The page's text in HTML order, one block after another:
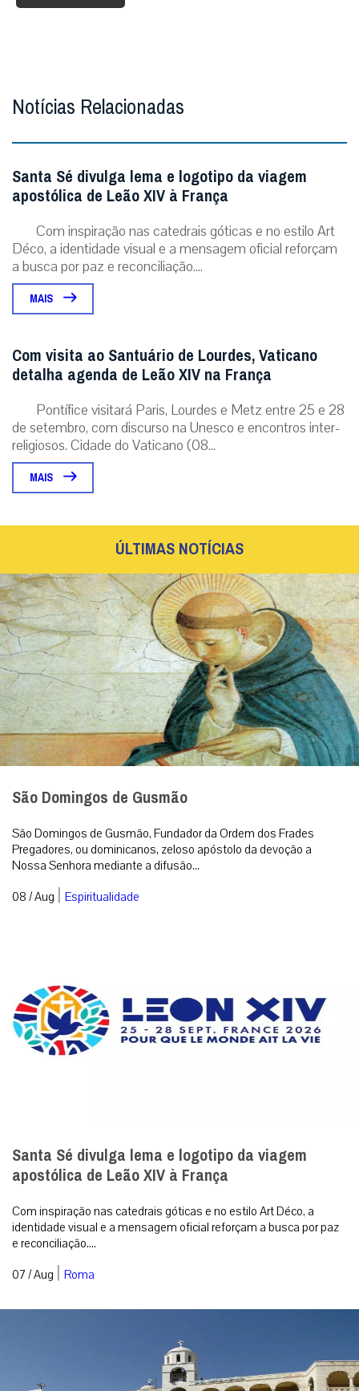
Notícias Relacionadas
Santa Sé divulga lema e logotipo da viagem
apostólica de Leão XIV à França
Com inspiração nas catedrais góticas e no estilo Art
Déco, a identidade visual e a mensagem oficial reforçam
a busca por paz e reconciliação....
MAIS
Com visita ao Santuário de Lourdes, Vaticano
detalha agenda de Leão XIV na França
Pontífice visitará Paris, Lourdes e Metz entre 25 e 28
de setembro, com discurso na Unesco e encontros inter-
religiosos. Cidade do Vaticano (08...
MAIS
ÚLTIMAS NOTÍCIAS
São Domingos de Gusmão
São Domingos de Gusmão, Fundador da Ordem dos Frades
Pregadores, ou dominicanos, zeloso apóstolo da devoção a
Nossa Senhora mediante a difusão...
08 / Aug | Espiritualidade
Santa Sé divulga lema e logotipo da viagem
apostólica de Leão XIV à França
Com inspiração nas catedrais góticas e no estilo Art Déco, a
identidade visual e a mensagem oficial reforçam a busca por paz
e reconciliação....
07 / Aug | Roma